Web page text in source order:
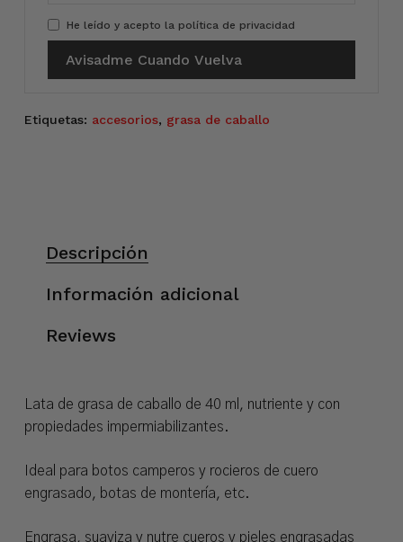
He leído y acepto la política de privacidad
Etiquetas: accesorios, grasa de caballo
Descripción
Información adicional
Reviews
Lata de grasa de caballo de 40 ml, nutriente y con
propiedades impermiabilizantes.
Ideal para botos camperos y rocieros de cuero
engrasado, botas de montería, etc.
Engrasa, suaviza y nutre cueros y pieles engrasadas